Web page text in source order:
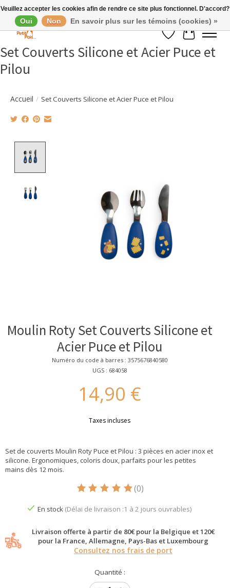
Liste de souhaits
Panier
Set Couverts Silicone et Acier Puce et
Pilou
Accueil / Set Couverts Silicone et Acier Puce et Pilou
Moulin Roty Set Couverts Silicone et
Acier Puce et Pilou
Numéro du code à barres : 3575676840580
UGS : 684058
14,90 €
Taxes incluses
Set de couverts Moulin Roty Puce et Pilou : 3 pièces en acier inox et
silicone. Ergonomiques, coloris doux, parfaits pour les petites
mains dès 12 mois.
Ce produit est évalué à
(0)
En stock (Délai de livraison :1 à 2 jours ouvrables)
Livraison offerte à partir de 80€ pour la Belgique et 120€
pour la France, Allemagne, Pays-Bas et Luxembourg
Consultez nos frais de port
Quantité :
Veuillez accepter les cookies afin de rendre ce site plus fonctionnel. D'accord?
Oui Non En savoir plus sur les témoins (cookies) »